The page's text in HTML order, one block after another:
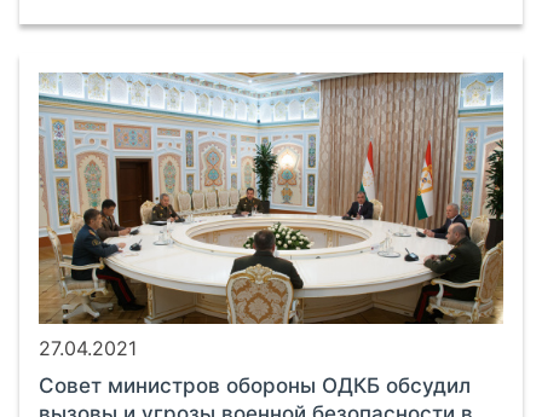
27.04.2021
Совет министров обороны ОДКБ обсудил